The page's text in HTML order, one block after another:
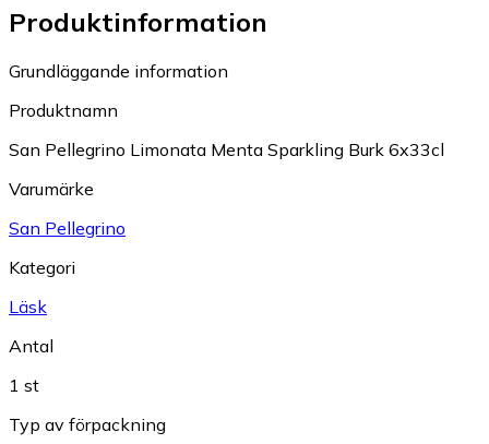
Produktinformation
Grundläggande information
Produktnamn
San Pellegrino Limonata Menta Sparkling Burk 6x33cl
Varumärke
San Pellegrino
Kategori
Läsk
Antal
1 st
Typ av förpackning